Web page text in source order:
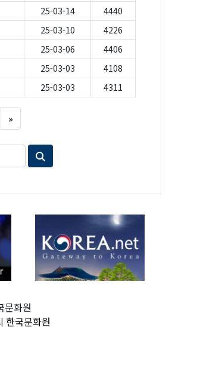
25-03-14
4440
25-03-10
4226
25-03-06
4406
25-03-03
4108
25-03-03 4311
»
문화원
한국문화원